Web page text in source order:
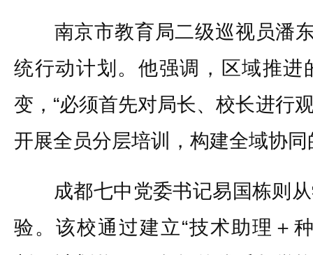
南京市教育局二级巡视员潘东
统行动计划。他强调，区域推进
变，“必须首先对局长、校长进行
开展全员分层培训，构建全域协
成都七中党委书记易国栋则从
验。该校通过建立“技术助理＋